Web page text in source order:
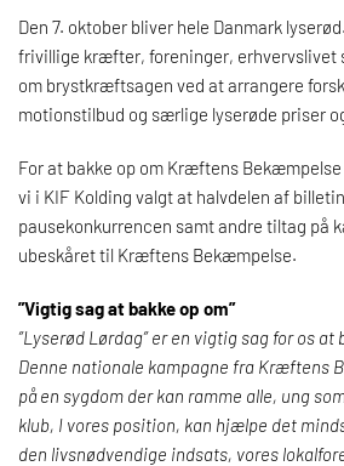
Den 7. oktober bliver hele Danmark
frivillige kræfter, foreninger, erhvervslivet
om brystkræftsagen ved at arrangere
motionstilbud og særlige lyserøde priser
For at bakke op om Kræftens
vi i KIF Kolding valgt at halvdelen af
pausekonkurrencen samt andre tiltag på
ubeskåret til Kræftens Bekæmpelse.
”Vigtig sag at bakke op om”
”Lyserød Lørdag” er en vigtig sag for os at
Denne nationale kampagne fra Kræftens
på en sygdom der kan ramme alle, ung
klub, I vores position, kan hjælpe det
den livsnødvendige indsats, vores